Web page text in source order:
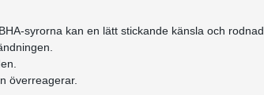
syrorna kan en lätt stickande känsla och rodnad
överreagerar.